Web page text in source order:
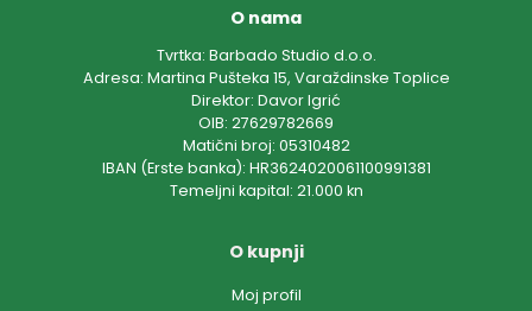
O nama
Tvrtka: Barbado Studio d.o.o.
Adresa: Martina Pušteka 15, Varaždinske Toplice
Direktor: Davor Igrić
OIB: 27629782669
Matični broj: 05310482
IBAN (Erste banka): HR3624020061100991381
Temeljni kapital: 21.000 kn
O kupnji
Moj profil